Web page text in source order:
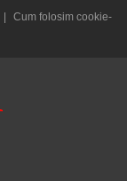
|
Cum folosim cookie-